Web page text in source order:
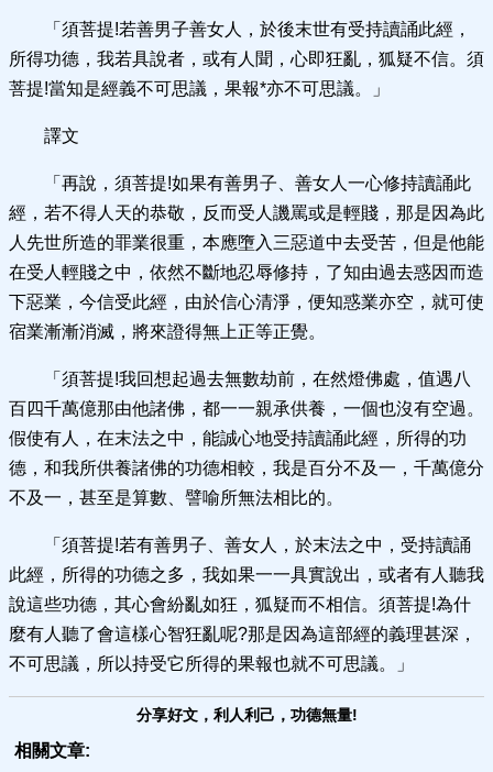
「須菩提!若善男子善女人，於後末世有受持讀誦此經，
所得功德，我若具說者，或有人聞，心即狂亂，狐疑不信。須
菩提!當知是經義不可思議，果報*亦不可思議。」
譯文
「再說，須菩提!如果有善男子、善女人一心修持讀誦此
經，若不得人天的恭敬，反而受人譏罵或是輕賤，那是因為此
人先世所造的罪業很重，本應墮入三惡道中去受苦，但是他能
在受人輕賤之中，依然不斷地忍辱修持，了知由過去惑因而造
下惡業，今信受此經，由於信心清淨，便知惑業亦空，就可使
宿業漸漸消滅，將來證得無上正等正覺。
「須菩提!我回想起過去無數劫前，在然燈佛處，值遇八
百四千萬億那由他諸佛，都一一親承供養，一個也沒有空過。
假使有人，在末法之中，能誠心地受持讀誦此經，所得的功
德，和我所供養諸佛的功德相較，我是百分不及一，千萬億分
不及一，甚至是算數、譬喻所無法相比的。
「須菩提!若有善男子、善女人，於末法之中，受持讀誦
此經，所得的功德之多，我如果一一具實說出，或者有人聽我
說這些功德，其心會紛亂如狂，狐疑而不相信。須菩提!為什
麼有人聽了會這樣心智狂亂呢?那是因為這部經的義理甚深，
不可思議，所以持受它所得的果報也就不可思議。」
分享好文，利人利己，功德無量!
相關文章: